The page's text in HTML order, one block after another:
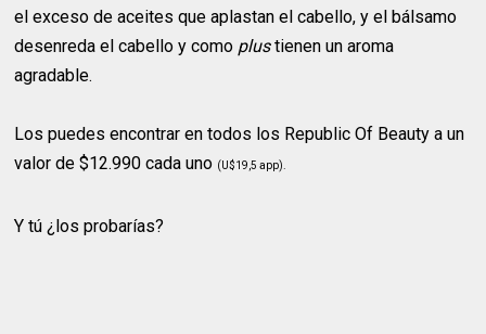
el exceso de aceites que aplastan el cabello, y el bálsamo
desenreda el cabello y como plustienen un aroma
agradable.
Los puedes encontrar en todos los Republic Of Beauty a un
valor de $12.990 cada uno (U$19,5 app).
Y tú ¿los probarías?